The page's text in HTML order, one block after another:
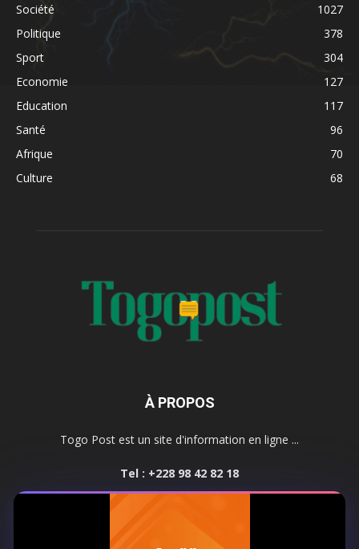
Société
1027
Politique
378
Sport
304
Economie
127
Education
117
Santé
96
Afrique
70
Culture
68
À PROPOS
Togo Post est un site d'information en ligne ...
Tel : +228 98 42 82 18